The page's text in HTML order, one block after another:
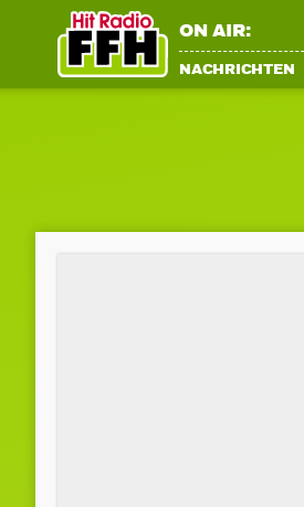
ON AIR:
NACHRICHTEN